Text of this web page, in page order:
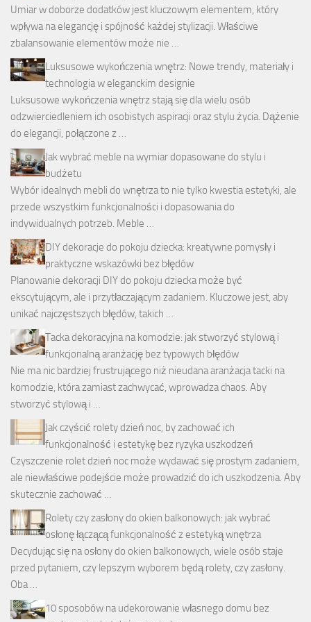
Umiar w doborze dodatków jest kluczowym elementem, który
wpływa na elegancję i spójność każdej stylizacji. Właściwe
zbalansowanie elementów może nie …
Luksusowe wykończenia wnętrz: Nowe trendy, materiały i
technologia w eleganckim designie
Luksusowe wykończenia wnętrz stają się dla wielu osób
odzwierciedleniem ich osobistych aspiracji oraz stylu życia. Dążenie
do elegancji, połączone z …
Jak wybrać meble na wymiar dopasowane do stylu i
budżetu
Wybór idealnych mebli do wnętrza to nie tylko kwestia estetyki, ale
przede wszystkim funkcjonalności i dopasowania do
indywidualnych potrzeb. Meble …
DIY dekoracje do pokoju dziecka: kreatywne pomysły i
praktyczne wskazówki bez błędów
Planowanie dekoracji DIY do pokoju dziecka może być
ekscytującym, ale i przytłaczającym zadaniem. Kluczowe jest, aby
unikać najczęstszych błędów, takich …
Tacka dekoracyjna na komodzie: jak stworzyć stylową i
funkcjonalną aranżację bez typowych błędów
Nie ma nic bardziej frustrującego niż nieudana aranżacja tacki na
komodzie, która zamiast zachwycać, wprowadza chaos. Aby
stworzyć stylową i …
Jak czyścić rolety dzień noc, by zachować ich
funkcjonalność i estetykę bez ryzyka uszkodzeń
Czyszczenie rolet dzień noc może wydawać się prostym zadaniem,
ale niewłaściwe podejście może prowadzić do ich uszkodzenia. Aby
skutecznie zachować …
Rolety czy zasłony do okien balkonowych: jak wybrać
osłonę łączącą funkcjonalność z estetyką wnętrza
Decydując się na osłony do okien balkonowych, wiele osób staje
przed pytaniem, czy lepszym wyborem będą rolety, czy zasłony.
Oba …
10 sposobów na udekorowanie własnego domu bez